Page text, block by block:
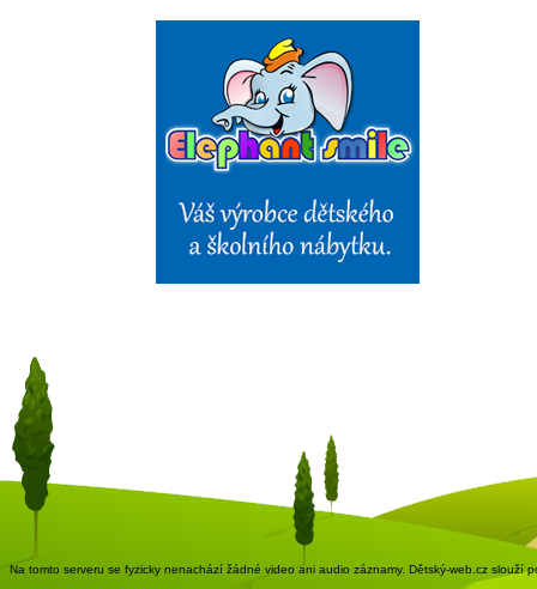
Na tomto serveru se fyzicky nenachází žádné video ani audio záznamy. Dětský-web.cz slouží